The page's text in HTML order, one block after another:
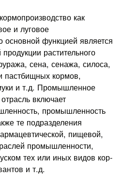
как
и луговое
основной функ­цией является
растительно­го
сена, сенажа, силоса,
пастбищных кормов,
и т.д. Промышленное
включает
промышленность
те подразделения
пищевой,
промыш­ленности,
тех или иных видов кор­
и т.д.